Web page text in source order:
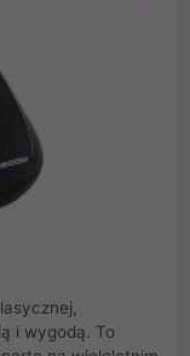
i wygodą. To